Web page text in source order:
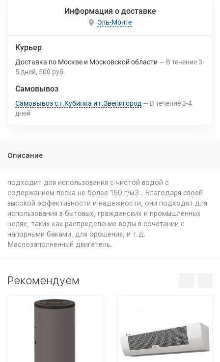
Информация о доставке
Эль-Монте
Курьер
Доставка по Москве и Московской области В течение3-
5 дней 500 руб.
Самовывоз
Самовывоз с г.Кубинка и г.Звенигород В течение3-4
дней
Описание
подходит для использования с чистой водой с
содержанием песка не более 150 г/м3 . Благодаря своей
высокой эффективности и надежности, они подходят для
использования в бытовых, гражданских и промышленных
целях, таких как распределение воды в сочетании с
напорными баками, для орошения, и т.д.
Маслозаполненный двигатель.
Рекомендуем